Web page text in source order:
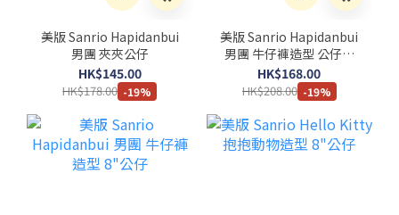
美版 Sanrio Hapidanbui
男團 夾夾公仔
HK$145.00
HK$178.00 -19%
美版 Sanrio Hapidanbui
男團 牛仔褲造型 公仔匙
扣
HK$168.00
HK$208.00 -19%